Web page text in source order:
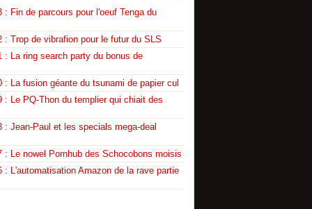
: Fin de parcours pour l'oeuf Tenga du
: Trop de vibrafion pour le futur du SLS
: La ring search party du bonus de
: La fusion géante du tsunami de papier cul
: Le PQ-Thon du templier qui chiait des
: Jean-Paul et les specials mega-deal
: Le nowel Pornhub des Schocobons moisis
: L'automatisation Amazon de la rave partie